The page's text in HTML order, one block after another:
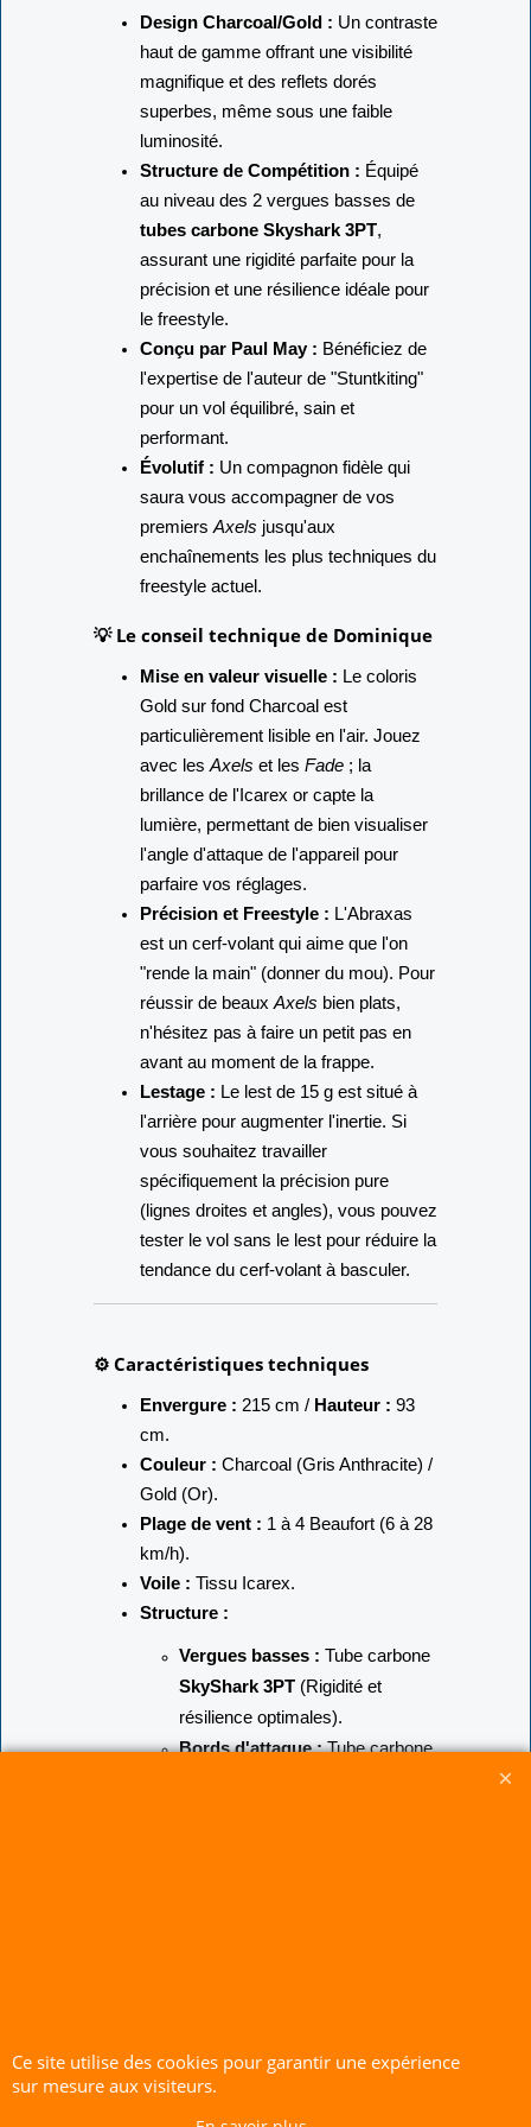
Design Charcoal/Gold : Un contraste
haut de gamme offrant une visibilité
magnifique et des reflets dorés
superbes, même sous une faible
luminosité.
Structure de Compétition : Équipé
au niveau des 2 vergues basses de
tubes carbone Skyshark 3PT,
assurant une rigidité parfaite pour la
précision et une résilience idéale pour
le freestyle.
Conçu par Paul May : Bénéficiez de
l'expertise de l'auteur de "Stuntkiting"
pour un vol équilibré, sain et
performant.
Évolutif : Un compagnon fidèle qui
saura vous accompagner de vos
premiers Axels jusqu'aux
enchaînements les plus techniques du
freestyle actuel.
💡 Le conseil technique de Dominique
Mise en valeur visuelle : Le coloris
Gold sur fond Charcoal est
particulièrement lisible en l'air. Jouez
avec les Axels et les Fade; la
brillance de l'Icarex or capte la
lumière, permettant de bien visualiser
l'angle d'attaque de l'appareil pour
parfaire vos réglages.
Précision et Freestyle : L'Abraxas
est un cerf-volant qui aime que l'on
"rende la main" (donner du mou). Pour
réussir de beaux Axels bien plats,
n'hésitez pas à faire un petit pas en
avant au moment de la frappe.
Lestage : Le lest de 15 g est situé à
l'arrière pour augmenter l'inertie. Si
vous souhaitez travailler
spécifiquement la précision pure
(lignes droites et angles), vous pouvez
tester le vol sans le lest pour réduire la
tendance du cerf-volant à basculer.
⚙️ Caractéristiques techniques
Envergure : 215 cm / Hauteur : 93
cm.
Couleur : Charcoal (Gris Anthracite) /
Gold (Or).
Plage de vent : 1 à 4 Beaufort (6 à 28
km/h).
Voile : Tissu Icarex.
Structure :
Vergues basses : Tube carbone
SkyShark 3PT (Rigidité et
résilience optimales).
Bords d'attaque :Tube carbone
Ce site utilise des cookies pour garantir une expérience
sur mesure aux visiteurs.